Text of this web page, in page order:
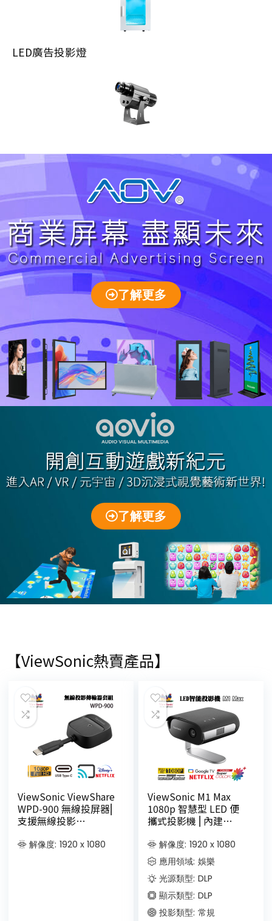
LED廣告投影燈
了解更多
了解更多
【ViewSonic熱賣產品】
ViewSonic ViewShare
WPD-900 無線投屏器⎜
支援無線投影
DRM 加密串流影音內
解像度: 1920 x 1080
ViewSonic M1 Max
1080p 智慧型 LED 便
攜式投影機 ⎜內建
Netflix⎜內置電池
解像度: 1920 x 1080
應用領域: 娛樂
光源類型: DLP
顯示類型: DLP
投影類型: 常規